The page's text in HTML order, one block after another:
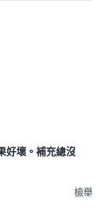
好壞。補充總沒
檢舉